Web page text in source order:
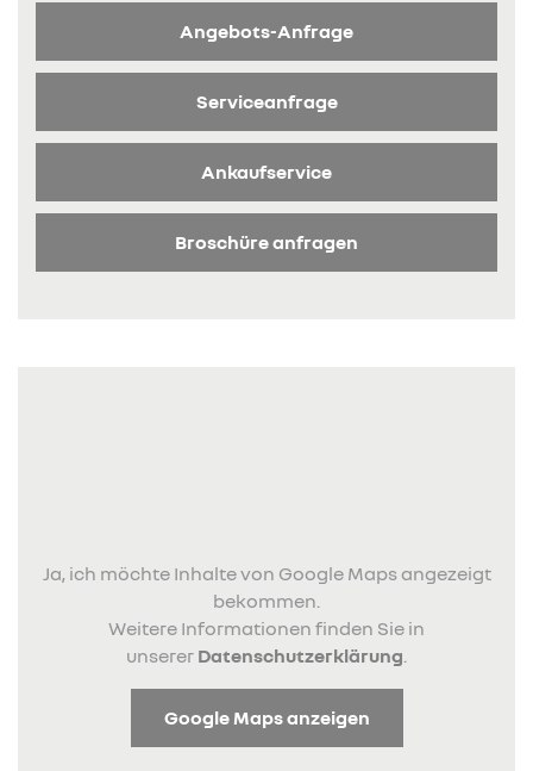
Angebots-Anfrage
Serviceanfrage
Ankaufservice
Broschüre anfragen
Ja, ich möchte Inhalte von Google Maps angezeigt
bekommen.
Weitere Informationen finden Sie in
unserer Datenschutzerklärung
Google Maps anzeigen